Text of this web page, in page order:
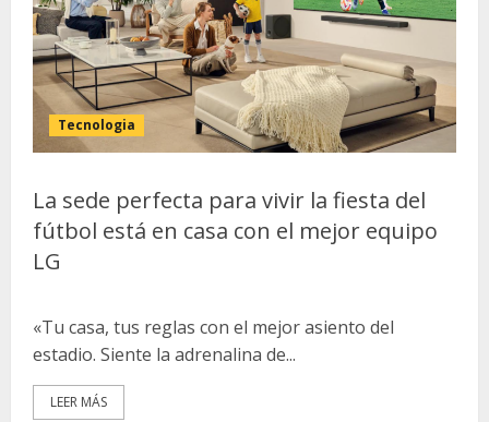
Tecnologia
La sede perfecta para vivir la fiesta del
fútbol está en casa con el mejor equipo
LG
«Tu casa, tus reglas con el mejor asiento del
estadio. Siente la adrenalina de...
LEER MÁS